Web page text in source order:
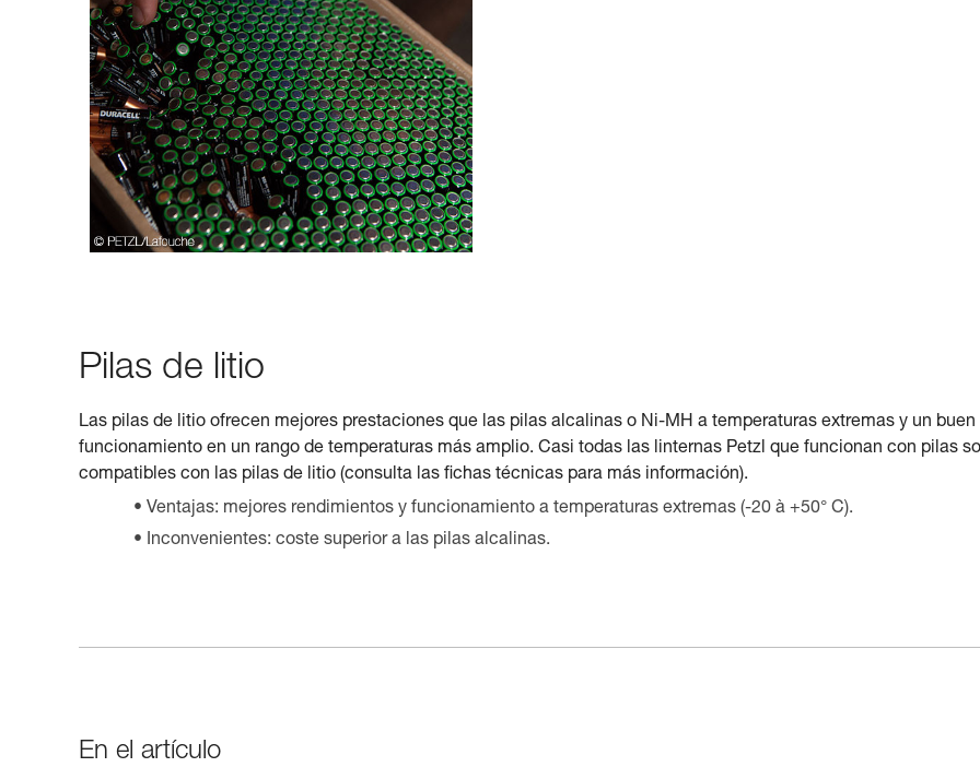
Pilas de litio
Las pilas de litio ofrecen mejores prestaciones que las pilas alcalinas o Ni-MH a temperaturas extremas y un buen
funcionamiento en un rango de temperaturas más amplio. Casi todas las linternas Petzl que funcionan con pilas
compatibles con las pilas de litio (consulta las fichas técnicas para más información).
Ventajas: mejores rendimientos y funcionamiento a temperaturas extremas (-20 à +50° C).
Inconvenientes: coste superior a las pilas alcalinas.
En el artículo